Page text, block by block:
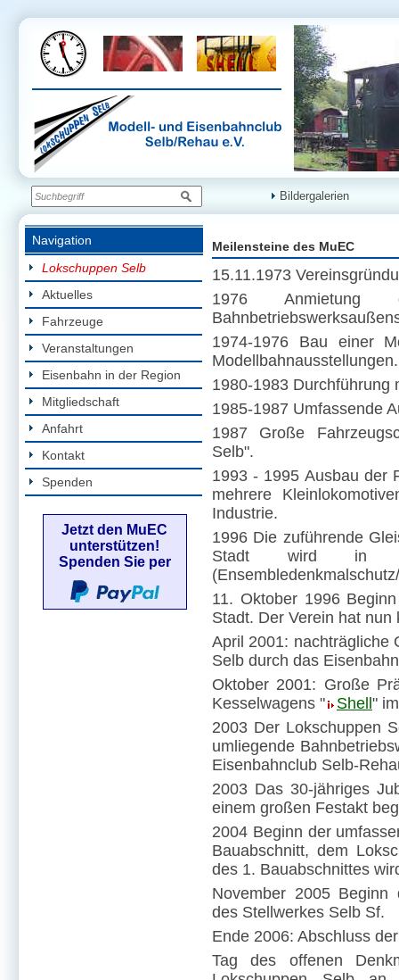
Bildergalerien
Navigation
Lokschuppen Selb
Aktuelles
Fahrzeuge
Veranstaltungen
Eisenbahn in der Region
Mitgliedschaft
Anfahrt
Kontakt
Spenden
Jetzt den MuEC
unterstützen!
Spenden Sie per
Meilensteine des MuEC
15.11.1973
1976 Anmietung
1974-1976 Bau einer
Modellbahnausstellungen.
1980-1983 Durchführung
1985-1987 Umfassende
1987 Große
Selb".
1993 - 1995 Ausbau der
mehrere
Industrie.
1996 Die zuführende
Stadt wird in die
11. Oktober 1996
Stadt. Der Verein hat
April 2001: nachträgliche
Selb durch das
Oktober 2001: Große
Kesselwagens "
Shell "
2003 Der Lokschuppen
umliegende
Eisenbahnclub Selb-
2003 Das 30-jähriges
einem großen Festakt
2004 Beginn der
Bauabschnitt, dem
des 1. Bauabschnittes
November 2005 Beginn
des Stellwerkes Selb Sf.
Ende 2006: Abschluss
Tag des offenen